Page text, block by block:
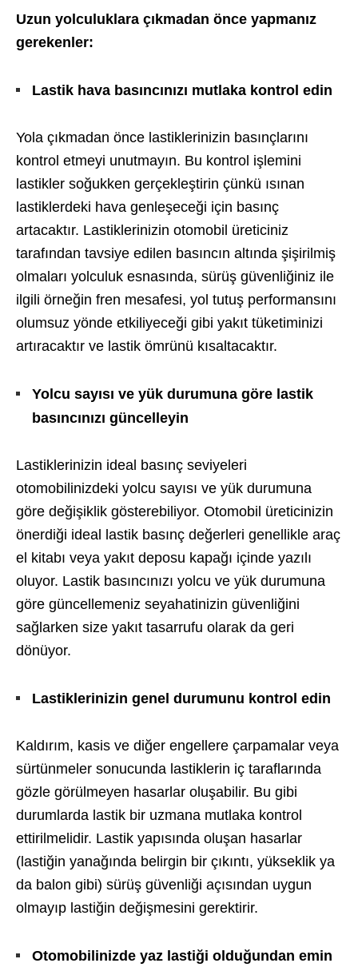
Uzun yolculuklara çıkmadan önce yapmanız
gerekenler:
Lastik hava basıncınızı mutlaka kontrol edin
Yola çıkmadan önce lastiklerinizin basınçlarını
kontrol etmeyi unutmayın. Bu kontrol işlemini
lastikler soğukken gerçekleştirin çünkü ısınan
lastiklerdeki hava genleşeceği için basınç
artacaktır. Lastiklerinizin otomobil üreticiniz
tarafından tavsiye edilen basıncın altında şişirilmiş
olmaları yolculuk esnasında, sürüş güvenliğiniz ile
ilgili örneğin fren mesafesi, yol tutuş performansını
olumsuz yönde etkiliyeceği gibi yakıt tüketiminizi
artıracaktır ve lastik ömrünü kısaltacaktır.
Yolcu sayısı ve yük durumuna göre lastik
basıncınızı güncelleyin
Lastiklerinizin ideal basınç seviyeleri
otomobilinizdeki yolcu sayısı ve yük durumuna
göre değişiklik gösterebiliyor. Otomobil üreticinizin
önerdiği ideal lastik basınç değerleri genellikle araç
el kitabı veya yakıt deposu kapağı içinde yazılı
oluyor. Lastik basıncınızı yolcu ve yük durumuna
göre güncellemeniz seyahatinizin güvenliğini
sağlarken size yakıt tasarrufu olarak da geri
dönüyor.
Lastiklerinizin genel durumunu kontrol edin
Kaldırım, kasis ve diğer engellere çarpamalar veya
sürtünmeler sonucunda lastiklerin iç taraflarında
gözle görülmeyen hasarlar oluşabilir. Bu gibi
durumlarda lastik bir uzmana mutlaka kontrol
ettirilmelidir. Lastik yapısında oluşan hasarlar
(lastiğin yanağında belirgin bir çıkıntı, yükseklik ya
da balon gibi) sürüş güvenliği açısından uygun
olmayıp lastiğin değişmesini gerektirir.
Otomobilinizde yaz lastiği olduğundan emin